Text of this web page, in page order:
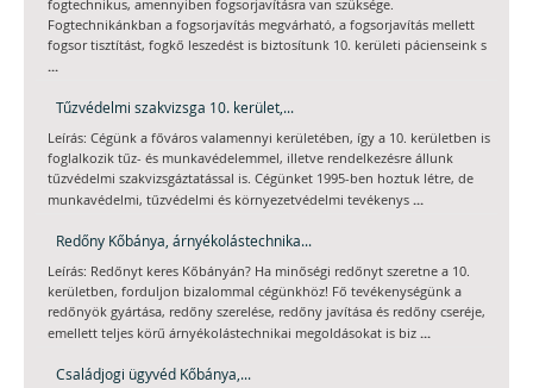
fogtechnikus, amennyiben fogsorjavításra van szüksége.
Fogtechnikánkban a fogsorjavítás megvárható, a fogsorjavítás mellett
fogsor tisztítást, fogkő leszedést is biztosítunk 10. kerületi pácienseink s
...
Tűzvédelmi szakvizsga 10. kerület,...
Leírás: Cégünk a főváros valamennyi kerületében, így a 10. kerületben is
foglalkozik tűz- és munkavédelemmel, illetve rendelkezésre állunk
tűzvédelmi szakvizsgáztatással is. Cégünket 1995-ben hoztuk létre, de
munkavédelmi, tűzvédelmi és környezetvédelmi tevékenys ...
Redőny Kőbánya, árnyékolástechnika...
Leírás: Redőnyt keres Kőbányán? Ha minőségi redőnyt szeretne a 10.
kerületben, forduljon bizalommal cégünkhöz! Fő tevékenységünk a
redőnyök gyártása, redőny szerelése, redőny javítása és redőny cseréje,
emellett teljes körű árnyékolástechnikai megoldásokat is biz ...
Családjogi ügyvéd Kőbánya,...